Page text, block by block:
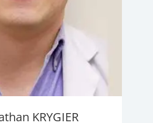
KRYGIER